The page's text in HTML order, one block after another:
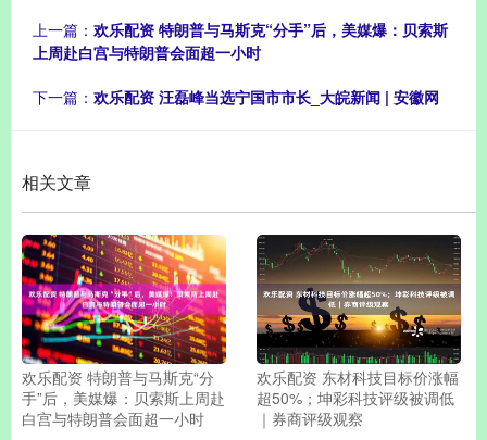
上一篇： 欢乐配资 特朗普与马斯克“分手”后，美媒爆：贝索斯
上周赴白宫与特朗普会面超一小时
下一篇： 欢乐配资 汪磊峰当选宁国市市长_大皖新闻 | 安徽网
相关文章
欢乐配资 特朗普与马斯克“分
手”后，美媒爆：贝索斯上周赴
白宫与特朗普会面超一小时
欢乐配资 东材科技目标价涨幅
超50%；坤彩科技评级被调低
｜券商评级观察